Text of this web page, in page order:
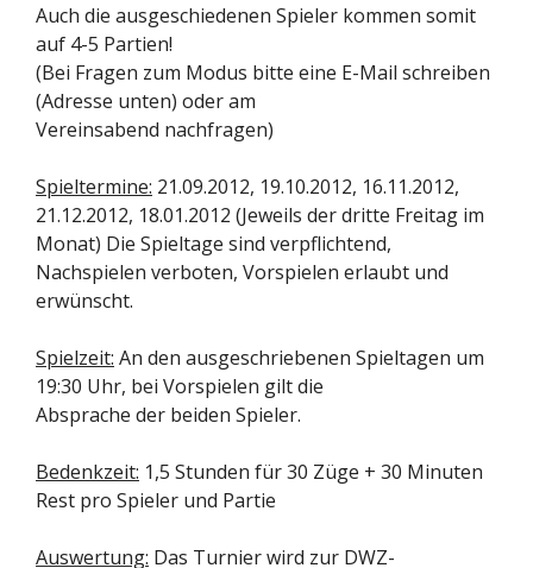
Auch die ausgeschiedenen Spieler kommen somit
auf 4-5 Partien!
(Bei Fragen zum Modus bitte eine E-Mail schreiben
(Adresse unten) oder am
Vereinsabend nachfragen)
Spieltermine: 21.09.2012, 19.10.2012, 16.11.2012,
21.12.2012, 18.01.2012 (Jeweils der dritte Freitag im
Monat) Die Spieltage sind verpflichtend,
Nachspielen verboten, Vorspielen erlaubt und
erwünscht.
Spielzeit: An den ausgeschriebenen Spieltagen um
19:30 Uhr, bei Vorspielen gilt die
Absprache der beiden Spieler.
Bedenkzeit: 1,5 Stunden für 30 Züge + 30 Minuten
Rest pro Spieler und Partie
Auswertung: Das Turnier wird zur DWZ-